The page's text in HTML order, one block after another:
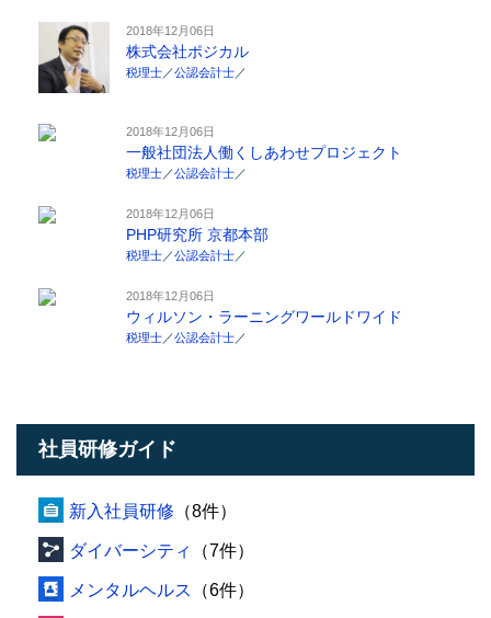
2018年12月06日
株式会社ポジカル
税理士 ／公認会計士 ／
2018年12月06日
一般社団法人働くしあわせプロジェクト
税理士 ／公認会計士 ／
2018年12月06日
PHP研究所 京都本部
税理士 ／公認会計士 ／
2018年12月06日
ウィルソン・ラーニングワールドワイド
税理士 ／公認会計士 ／
社員研修ガイド
新入社員研修 （8件）
ダイバーシティ （7件）
メンタルヘルス （6件）